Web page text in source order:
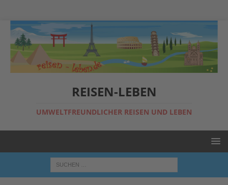
REISEN-LEBEN
UMWELTFREUNDLICHER REISEN UND LEBEN